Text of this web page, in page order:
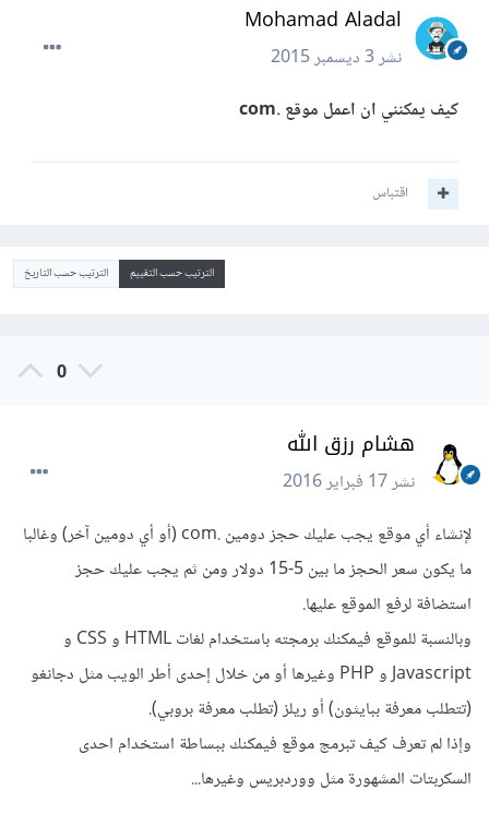
Mohamad Aladal
نشر3 ديسمبر 2015
كيف يمكنني ان اعمل موقع .com
اقتباس
الترتيب حسب التقييم الترتيب حسب التاريخ
0
هشام رزق الله
نشر17 فبراير 2016
لإنشاء أي موقع يجب عليك حجز دومين .com (أو أي دومين آخر) وغالبا
ما يكون سعر الحجز ما بين 5-15 دولار ومن ثم يجب عليك حجز
استضافة لرفع الموقع عليها.
وبالنسبة للموقع فيمكنك برمجته باستخدام لغات HTML و CSS و
Javascript و PHP وغيرها أو من خلال إحدى أطر الويب مثل دجانغو
(تتطلب معرفة ببايثون) أو ريلز (تطلب معرفة بروبي).
وإذا لم تعرف كيف تبرمج موقع فيمكنك ببساطة استخدام احدى
السكربتات المشهورة مثل ووردبريس وغيرها...